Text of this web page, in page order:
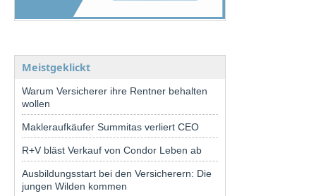
Meistgeklickt
Warum Versicherer ihre Rentner behalten
wollen
Makleraufkäufer Summitas verliert CEO
R+V bläst Verkauf von Condor Leben ab
Ausbildungsstart bei den Versicherern: Die
jungen Wilden kommen